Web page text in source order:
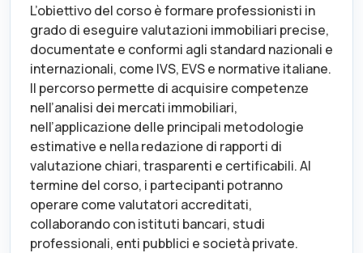
L’obiettivo del corso è formare professionisti in
grado di eseguire valutazioni immobiliari precise,
documentate e conformi agli standard nazionali e
internazionali, come IVS, EVS e normative italiane.
Il percorso permette di acquisire competenze
nell’analisi dei mercati immobiliari,
nell’applicazione delle principali metodologie
estimative e nella redazione di rapporti di
valutazione chiari, trasparenti e certificabili. Al
termine del corso, i partecipanti potranno
operare come valutatori accreditati,
collaborando con istituti bancari, studi
professionali, enti pubblici e società private.